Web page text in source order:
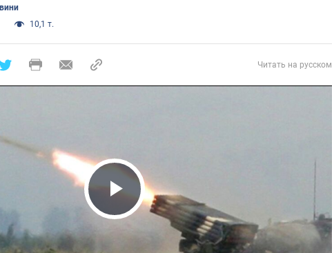
10,1 т.
Читать на русском
Play Video